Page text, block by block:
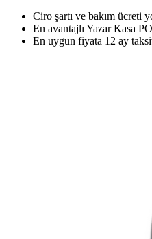
Ciro şartı ve bakım ücreti
En avantajlı Yazar Kasa
En uygun fiyata 12 ay